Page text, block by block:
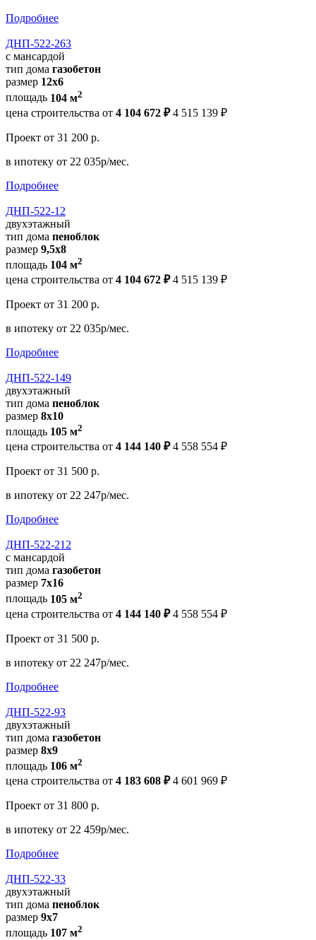
Подробнее
ДНП-522-263
с мансардой
тип дома газобетон
размер 12x6
площадь 104 м2
цена строительства от 4 104 672 ₽ 4 515 139 ₽
Проект от 31 200 р.
в ипотеку от 22 035р/мес.
Подробнее
ДНП-522-12
двухэтажный
тип дома пеноблок
размер 9,5х8
площадь 104 м2
цена строительства от 4 104 672 ₽ 4 515 139 ₽
Проект от 31 200 р.
в ипотеку от 22 035р/мес.
Подробнее
ДНП-522-149
двухэтажный
тип дома пеноблок
размер 8х10
площадь 105 м2
цена строительства от 4 144 140 ₽ 4 558 554 ₽
Проект от 31 500 р.
в ипотеку от 22 247р/мес.
Подробнее
ДНП-522-212
с мансардой
тип дома газобетон
размер 7х16
площадь 105 м2
цена строительства от 4 144 140 ₽ 4 558 554 ₽
Проект от 31 500 р.
в ипотеку от 22 247р/мес.
Подробнее
ДНП-522-93
двухэтажный
тип дома газобетон
размер 8х9
площадь 106 м2
цена строительства от 4 183 608 ₽ 4 601 969 ₽
Проект от 31 800 р.
в ипотеку от 22 459р/мес.
Подробнее
ДНП-522-33
двухэтажный
тип дома пеноблок
размер 9х7
площадь 107 м2